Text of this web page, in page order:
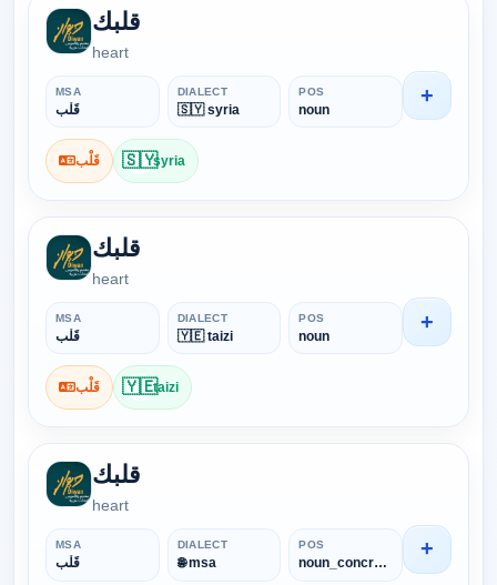
قلبك
heart
MSA
قَلْب
DIALECT
🇸🇾 syria
POS
noun
قَلْب 🇸🇾syria
+
قلبك
heart
MSA
قَلْب
DIALECT
🇾🇪 taizi
POS
noun
قَلْب 🇾🇪taizi
+
قلبك
heart
MSA
قَلْب
DIALECT
🌐 msa
POS
noun_concrete
+